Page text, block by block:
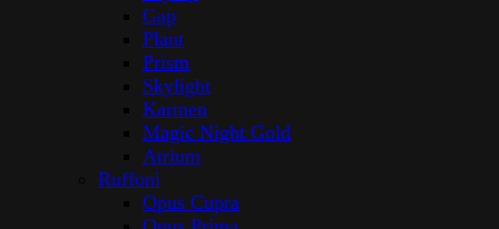
Gap
Plant
Prism
Skylight
Karmen
Magic Night Gold
Atrium
Ruffoni
Opus Cupra